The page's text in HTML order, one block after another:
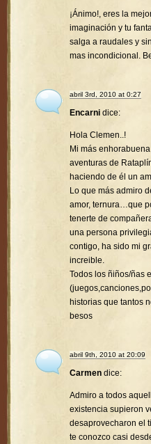
¡Ánimo!, eres la
imaginación y tu
salga a raudales y
mas incondicional.
abril 3rd, 2010 at 0:27
Encarni dice:
Hola Clemen..!
Mi más
aventuras de
haciendo de él un
Lo que más admiro
amor, ternura…que
tenerte de
una persona
contigo, ha sido mi
increible.
Todos los ñiños/ñas
historias que tantos
besos
abril 9th, 2010 at 20:09
Carmen dice:
Admiro a todos
existencia supieron
desaprovecharon el
te conozco casi